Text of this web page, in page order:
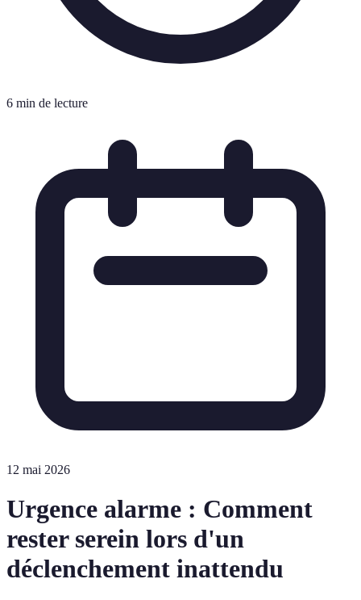
6 min de lecture
12 mai 2026
Urgence alarme : Comment
rester serein lors d'un
déclenchement inattendu